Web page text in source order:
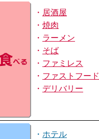
・ 居酒屋
・ 焼肉
・ ラーメン
・ そば
・ ファミレス
・ ファストフード
・ デリバリー
・ ホテル